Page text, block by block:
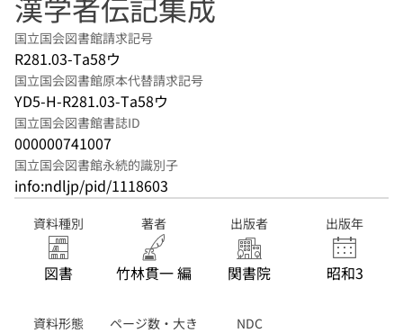
国立国会図書館請求記号
R281.03-Ta58ウ
国立国会図書館原本代替請求記号
YD5-H-R281.03-Ta58ウ
国立国会図書館書誌ID
000000741007
国立国会図書館永続的識別子
info:ndljp/pid/1118603
資料種別
図書
著者
竹林貫一 編
出版者
関書院
出版年
昭和3
資料形態
ページ数・大き
NDC